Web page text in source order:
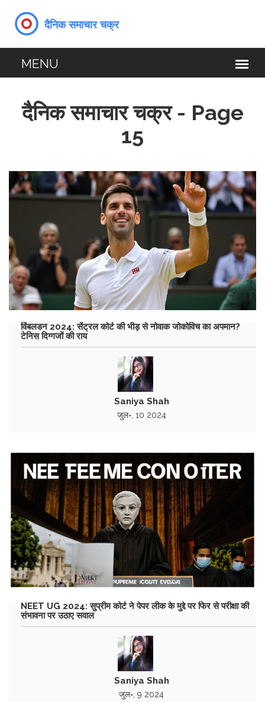
दैनिक समाचार चक्र - Page
15
विंबलडन 2024: सेंट्रल कोर्ट की भीड़ से नोवाक जोकोविच का अपमान?
टेनिस दिग्गजों की राय
Saniya Shah
जुल॰, 10 2024
NEET UG 2024: सुप्रीम कोर्ट ने पेपर लीक के मुद्दे पर फिर से परीक्षा की
संभावना पर उठाए सवाल
Saniya Shah
जुल॰, 9 2024